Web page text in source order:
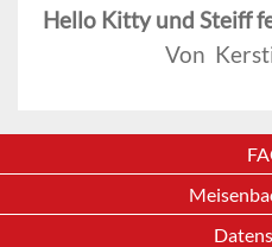
Hello Kitty und Steiff
Von